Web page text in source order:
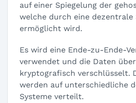
auf einer Spiegelung der
welche durch eine
ermöglicht wird.
Es wird eine Ende-zu-Ende-
verwendet und die Daten
kryptografisch verschlüsselt.
werden auf unterschiedliche
Systeme verteilt.